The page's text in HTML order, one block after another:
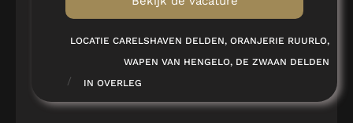
LOCATIE CARELSHAVEN DELDEN, ORANJERIE RUURLO,
WAPEN VAN HENGELO, DE ZWAAN DELDEN
/ IN OVERLEG